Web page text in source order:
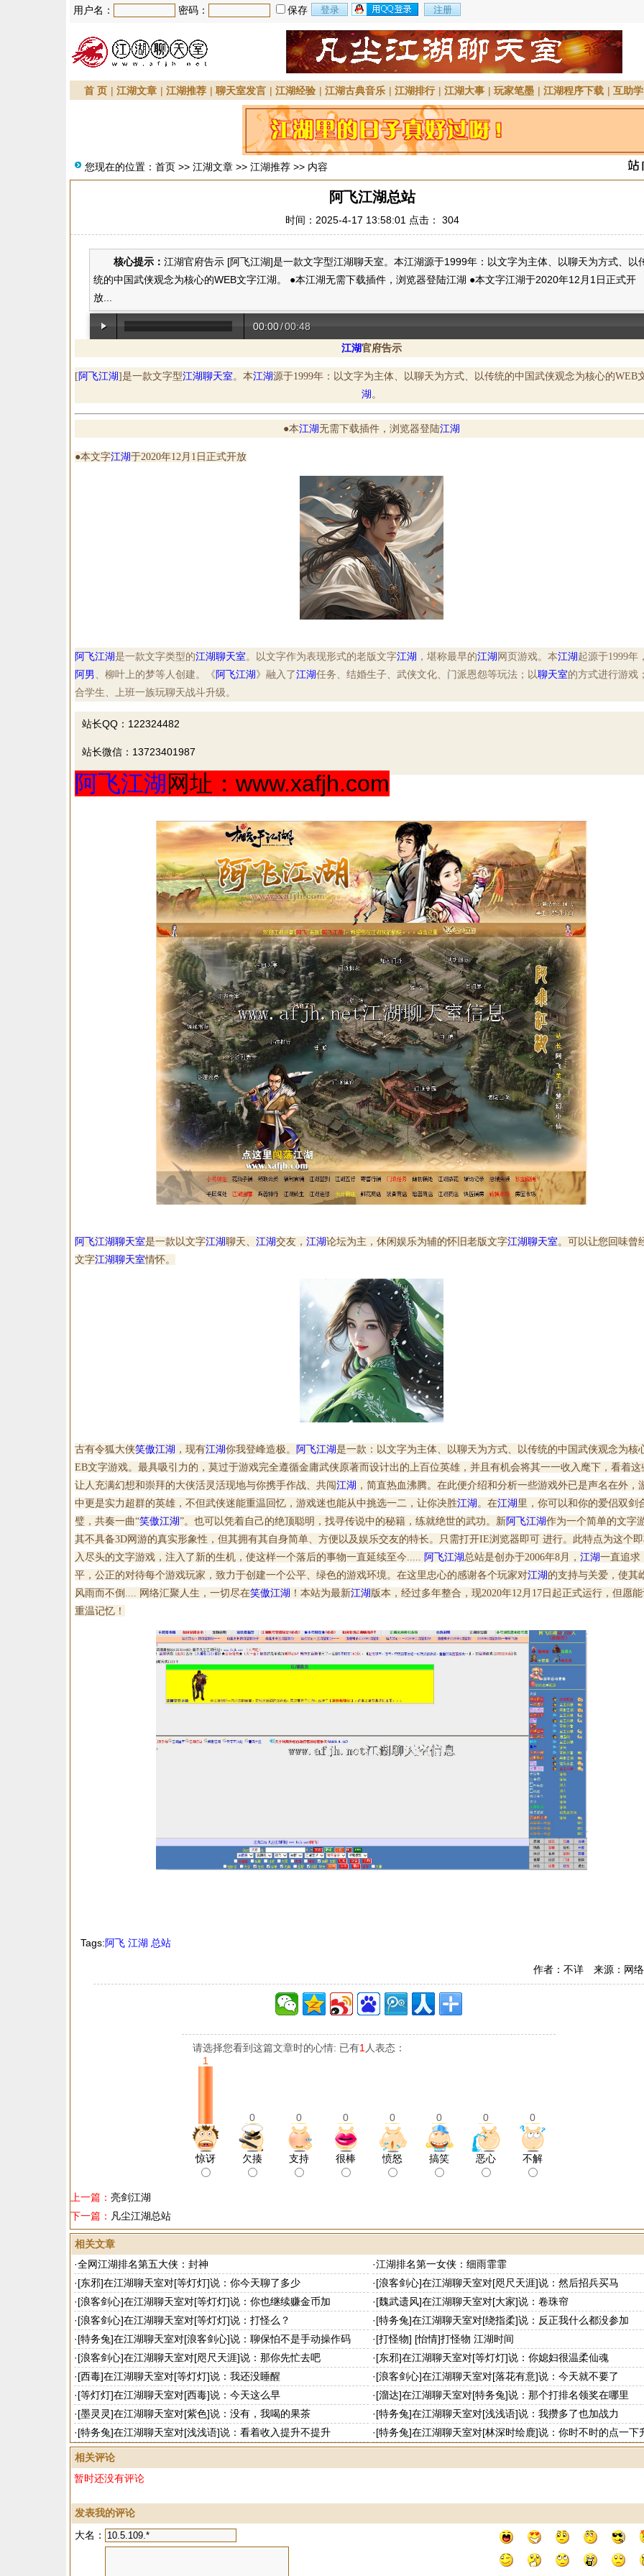
用户名： 密码： 保存
首 页 | 江湖文章 | 江湖推荐 | 聊天室发言 | 江湖经验 | 江湖古典音乐 | 江湖排行 | 江湖大事 | 玩家笔墨 | 江湖程序下载 | 互助
您现在的位置： 首页 >> 江湖文章 >> 江湖推荐 >> 内容
阿飞江湖总站
时间：2025-4-17 13:58:01 点击： 304
核心提示： 江湖官府告示 [阿飞江湖]是一款文字型江湖聊天室。本江湖源于1999年：以文字为主体、以聊天为方式、以
统的中国武侠观念为核心的WEB文字江湖。 ●本江湖无需下载插件，浏览器登陆江湖 ●本文字江湖于2020年12月1日正式开
放...
00:00/00:48
江湖官府告示
[ 阿飞江湖]是一款文字型江湖聊天室。本江湖源于1999年：以文字为主体、以聊天为方式、以传统的中国武侠观念为核心的WEB
湖 。
●本江湖无需下载插件，浏览器登陆江湖
●本文字江湖于2020年12月1日正式开放
阿飞江湖 是一款文字类型的江湖聊天室。以文字作为表现形式的老版文字江湖 ，堪称最早的江湖 网页游戏。本江湖 起源于1999年
阿男 、柳叶上的梦等人创建。《 阿飞江湖 》融入了江湖任务、结婚生子、武侠文化、门派恩怨等玩法；以聊天室的方式进行游戏
合学生、上班一族玩聊天战斗升级。
站长QQ：122324482
站长微信：13723401987
阿飞江湖 网址：www.xafjh.com
阿飞江湖聊天室是一款以文字江湖聊天、 江湖交友， 江湖论坛为主，休闲娱乐为辅的怀旧老版文字江湖聊天室。可以让您回味曾
文字江湖聊天室情怀。
古有令狐大侠笑傲江湖 ，现有江湖你我登峰造极。 阿飞江湖是一款：以文字为主体、以聊天为方式、以传统的中国武侠观念为核
EB文字游戏。最具吸引力的，莫过于游戏完全遵循金庸武侠原著而设计出的上百位英雄，并且有机会将其一一收入麾下，看着这
让人充满幻想和崇拜的大侠活灵活现地与你携手作战、共闯江湖 ，简直热血沸腾。在此便介绍和分析一些游戏外已是声名在外，
中更是实力超群的英雄，不但武侠迷能重温回忆，游戏迷也能从中挑选一二，让你决胜江湖 。在江湖 里，你可以和你的爱侣双剑
璧，共奏一曲“笑傲江湖”。也可以凭着自己的绝顶聪明，找寻传说中的秘籍，练就绝世的武功。新阿飞江湖作为一个简单的文字
其不具备3D网游的真实形象性，但其拥有其自身简单、方便以及娱乐交友的特长。只需打开IE浏览器即可 进行。此特点为这个
入尽头的文字游戏，注入了新的生机，使这样一个落后的事物一直延续至今..... 阿飞江湖总站是创办于2006年8月， 江湖一直追求
平，公正的对待每个游戏玩家，致力于创建一个公平、绿色的游戏环境。在这里忠心的感谢各个玩家对江湖 的支持与关爱，使其
风雨而不倒.... 网络汇聚人生，一切尽在笑傲江湖 ！本站为最新江湖 版本，经过多年整合，现2020年12月17日起正式运行，但愿
重温记忆！
Tags:阿飞 江湖 总站
作者：不详 来源：网络
请选择您看到这篇文章时的心情: 已有1 人表态：
1
0 0 0 0 0 0 0
惊讶 欠揍 支持 很棒 愤怒 搞笑 恶心 不解
上一篇： 亮剑江湖
下一篇： 凡尘江湖总站
相关文章
·全网江湖排名第五大侠：封神 ·江湖排名第一女侠：细雨霏霏
·[东邪]在江湖聊天室对[等灯灯]说：你今天聊了多少 ·[浪客剑心]在江湖聊天室对[咫尺天涯]说：然后招兵买马
·[浪客剑心]在江湖聊天室对[等灯灯]说：你也继续赚金币加 ·[魏武遗风]在江湖聊天室对[大家]说：卷珠帘
·[浪客剑心]在江湖聊天室对[等灯灯]说：打怪么？ ·[特务兔]在江湖聊天室对[绕指柔]说：反正我什么都没参加
·[特务兔]在江湖聊天室对[浪客剑心]说：聊保怕不是手动操作码 ·[打怪物] [怡情]打怪物 江湖时间
·[浪客剑心]在江湖聊天室对[咫尺天涯]说：那你先忙去吧 ·[东邪]在江湖聊天室对[等灯灯]说：你媳妇很温柔仙魂
·[西毒]在江湖聊天室对[等灯灯]说：我还没睡醒 ·[浪客剑心]在江湖聊天室对[落花有意]说：今天就不要了
·[等灯灯]在江湖聊天室对[西毒]说：今天这么早 ·[溜达]在江湖聊天室对[特务兔]说：那个打排名领奖在哪里
·[墨灵灵]在江湖聊天室对[紫色]说：没有，我喝的果茶 ·[特务兔]在江湖聊天室对[浅浅语]说：我攒多了也加战力
·[特务兔]在江湖聊天室对[浅浅语]说：看着收入提升不提升 ·[特务兔]在江湖聊天室对[林深时绘鹿]说：你时不时的点一下
看一下
相关评论
暂时还没有评论
发表我的评论
大名：